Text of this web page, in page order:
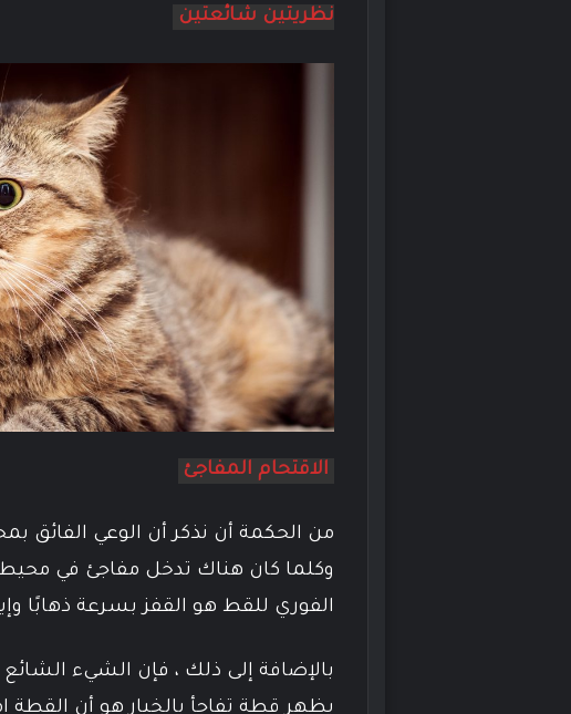
نظريتين شائعتين
الاقتحام المفاجئ
من الحكمة أن نذكر أن الوعي الفائق
وكلما كان هناك تدخل مفاجئ في محيط
الفوري للقط هو القفز بسرعة ذهابًا
بالإضافة إلى ذلك ، فإن الشيء
يظهر قطة تفاجأ بالخيار هو أن القطة